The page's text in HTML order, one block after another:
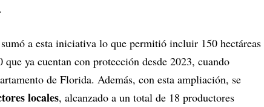
a esta iniciativa lo que permitió incluir 150 hectáreas
ya cuentan con protección desde 2023, cuando
de Florida. Además, con esta ampliación, se
locales, alcanzado a un total de 18 productores